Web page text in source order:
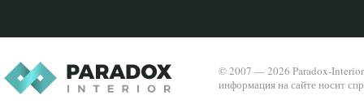
© 2007 — 2026 Paradox-
информация на сайте носит